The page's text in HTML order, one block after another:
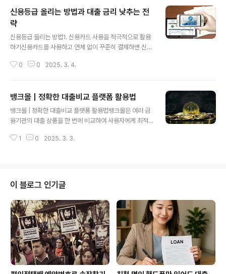
율이 낮음, 소득 증빙 필수2. 2금융권 대출이란?2금융권
은 저축은행, 카드사, 캐피탈사, 보험사, 대부업체 등을 포
함하는 금융기관입니다. 1금융권보다 비교적 대출 승인 기
준이 낮지만, 금리가 높은 것이 특징입니다. 장점: 대출 심
높은 금리, 일부 금융사의 경우 신용 점수 하락 가능성 있음
신용등급 올리는 방법과 대출 금리 낮추는 전
략
신용등급 올리는 방법1. 신용카드 사용을 적극적으로 활용
하기신용카드를 사용하고 연체 없이 꾸준히 결제하면 신용
않도록 관리해야 합니다.2. 연체 없는 성실한 대출 상환대
면 신용점수에 악영향을 미칠 수 있습니다.3. 신용정보 조
회 횟수 최소화단기간에 여러 금융기관에서 신용조회를 하
면 금융기관이 이를 부정적으로 평가할 수 있습니다. 필요
체 설정으로 연체 방지공과금이나 보험료, 통신요금 등을
0 0 2025. 3. 4.
뱅크몰 | 정확한 대출비교 플랫폼 활용법
뱅크몰 | 정확한 대출비교 플랫폼 활용법뱅크몰은 여러 금
융기관의 대출 상품을 한 번에 비교하여 사용자에게 최적
상품 정보를 쉽고 정확하게 비교하고 싶다면, 뱅크몰을 효
리 비교입니다. 하지만 금융사별 대출 상품을 하나하나 찾
아보는 것은 쉽지 않습니다. 이때 뱅크몰과 같은 대출비교
플랫폼을 활용하면, 다양한 대출 상품을 한눈에 비교할 수
있습니다. 이번 글에서는 뱅크몰의 기능, 주택담보대출·전
세대출·신용대출 비교 방법, 이용 방법 등을 상세하게 소개
해드리겠습니다. 뱅크몰 공식 사이트 방..
1 0 2025. 3. 3.
이 블로그 인기글